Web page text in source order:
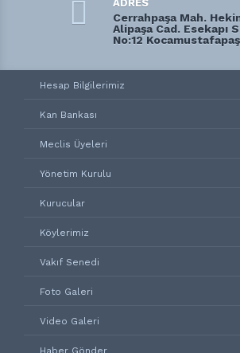
ADRES
Cerrahpaşa Mah.
Alipaşa Cad. Esekapı
No:12
Hesap Bilgilerimiz
Kan Bankası
Meclis Üyeleri
Yönetim Kurulu
Kurucular
Köylerimiz
Vakıf Senedi
Foto Galeri
Video Galeri